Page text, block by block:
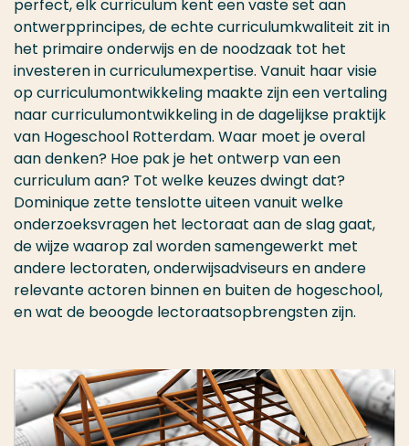
perfect, elk curriculum kent een vaste set aan
ontwerpprincipes, de echte curriculumkwaliteit zit in
het primaire onderwijs en de noodzaak tot het
investeren in curriculumexpertise. Vanuit haar visie
op curriculumontwikkeling maakte zijn een vertaling
naar curriculumontwikkeling in de dagelijkse praktijk
van Hogeschool Rotterdam. Waar moet je overal
aan denken? Hoe pak je het ontwerp van een
curriculum aan? Tot welke keuzes dwingt dat?
Dominique zette tenslotte uiteen vanuit welke
onderzoeksvragen het lectoraat aan de slag gaat,
de wijze waarop zal worden samengewerkt met
andere lectoraten, onderwijsadviseurs en andere
relevante actoren binnen en buiten de hogeschool,
en wat de beoogde lectoraatsopbrengsten zijn.